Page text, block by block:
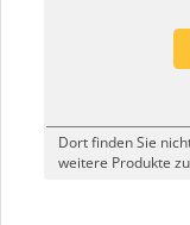
Dort finden Sie
weitere Produkte